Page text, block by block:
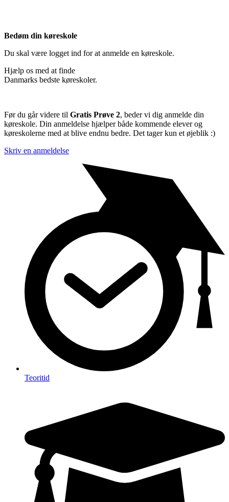
Bedøm din køreskole
Du skal være logget ind for at anmelde en køreskole.
Hjælp os med at finde
Danmarks bedste køreskoler.
Før du går videre til Gratis Prøve 2, beder vi dig anmelde din
køreskole. Din anmeldelse hjælper både kommende elever og
køreskolerne med at blive endnu bedre. Det tager kun et øjeblik :)
Skriv en anmeldelse
Teoritid